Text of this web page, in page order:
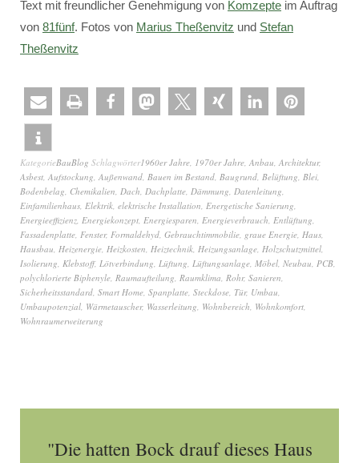
Text mit freundlicher Genehmigung von Komzepte im Auftrag
von 81fünf. Fotos von Marius Theßenvitz und Stefan
Theßenvitz
KategorieBauBlog Schlagwörter1960er Jahre, 1970er Jahre, Anbau, Architektur,
Asbest, Aufstockung, Außenwand, Bauen im Bestand, Baugrund, Belüftung, Blei,
Bodenbelag, Chemikalien, Dach, Dachplatte, Dämmung, Datenleitung,
Einfamilienhaus, Elektrik, elektrische Installation, Energetische Sanierung,
Energieeffizienz, Energiekonzept, Energiesparen, Energieverbrauch, Entlüftung,
Fassadenplatte, Fenster, Formaldehyd, Gebrauchtimmobilie, graue Energie, Haus,
Hausbau, Heizenergie, Heizkosten, Heiztechnik, Heizungsanlage, Holzschutzmittel,
Isolierung, Klebstoff, Lötverbindung, Lüftung, Lüftungsanlage, Möbel, Neubau, PCB,
polychlorierte Biphenyle, Raumaufteilung, Raumklima, Rohr, Sanieren,
Sicherheitsstandard, Smart Home, Spanplatte, Steckdose, Tür, Umbau,
Umbaupotenzial, Wärmetauscher, Wasserleitung, Wohnbereich, Wohnkomfort,
Wohnraumerweiterung
"Die hatten Bock drauf dieses Haus